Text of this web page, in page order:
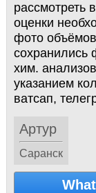
рассмотреть
оценки
фото
сохранились
хим.
указанием
ватсап,
Артур
Саранск